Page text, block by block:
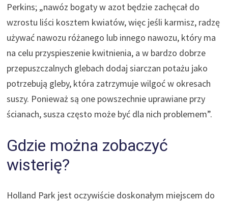
Perkins; „nawóz bogaty w azot będzie zachęcał do
wzrostu liści kosztem kwiatów, więc jeśli karmisz, radzę
używać nawozu różanego lub innego nawozu, który ma
na celu przyspieszenie kwitnienia, a w bardzo dobrze
przepuszczalnych glebach dodaj siarczan potażu jako
potrzebują gleby, która zatrzymuje wilgoć w okresach
suszy. Ponieważ są one powszechnie uprawiane przy
ścianach, susza często może być dla nich problemem”.
Gdzie można zobaczyć
wisterię?
Holland Park jest oczywiście doskonałym miejscem do